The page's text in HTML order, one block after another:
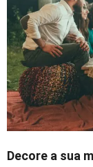
Decore a sua